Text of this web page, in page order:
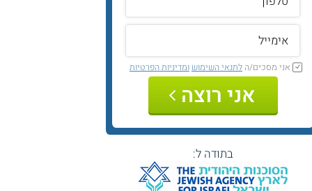
אני מסכים/הלתנאי השימוש ומדיניות הפרטיות
אני רוצה
בתודה ל: